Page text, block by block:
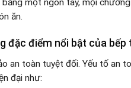
bằng một ngón tay, mọi
ăn.
đặc điểm nổi bật của bếp
an toàn tuyệt đối. Yếu tố an
đại như: